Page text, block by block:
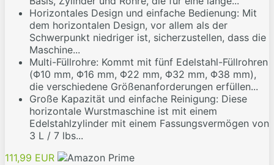
Horizontales Design und einfache Bedienung: Mit
dem horizontalen Design, vor allem als der
Schwerpunkt niedriger ist, sicherzustellen, dass die
Maschine...
Multi-Füllrohre: Kommt mit fünf Edelstahl-Füllrohren
(Φ10 mm, Φ16 mm, Φ22 mm, Φ32 mm, Φ38 mm),
die verschiedene Größenanforderungen erfüllen...
Große Kapazität und einfache Reinigung: Diese
horizontale Wurstmaschine ist mit einem
Edelstahlzylinder mit einem Fassungsvermögen von
3 L / 7 lbs...
111,99 EUR